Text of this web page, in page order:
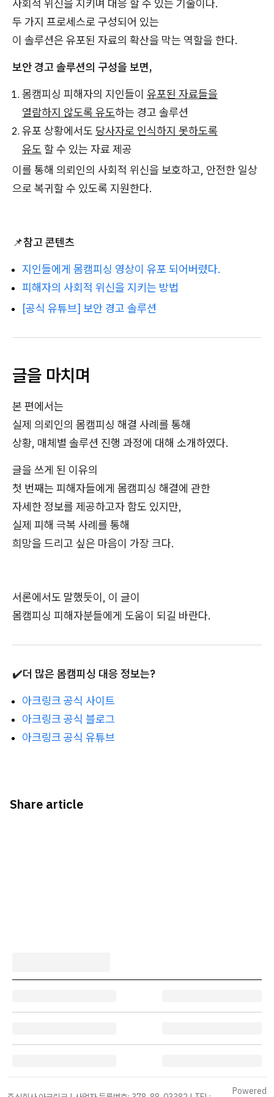
사회적 위신을 지키며 대응 할 수 있는 기술이다.
두 가지 프로세스로 구성되어 있는
이 솔루션은 유포된 자료의 확산을 막는 역할을 한다.
보안 경고 솔루션의 구성을 보면,
몸캠피싱 피해자의 지인들이 유포된 자료들을
열람하지 않도록 유도하는 경고 솔루션
유포 상황에서도 당사자로 인식하지 못하도록
유도 할 수 있는 자료 제공
이를 통해 의뢰인의 사회적 위신을 보호하고, 안전한 일상
으로 복귀할 수 있도록 지원한다.
📌참고 콘텐츠
지인들에게 몸캠피싱 영상이 유포 되어버렸다.
피해자의 사회적 위신을 지키는 방법
[공식 유튜브] 보안 경고 솔루션
글을 마치며
본 편에서는
실제 의뢰인의 몸캠피싱 해결 사례를 통해
상황, 매체별 솔루션 진행 과정에 대해 소개하였다.
글을 쓰게 된 이유의
첫 번째는 피해자들에게 몸캠피싱 해결에 관한
자세한 정보를 제공하고자 함도 있지만,
실제 피해 극복 사례를 통해
희망을 드리고 싶은 마음이 가장 크다.
서론에서도 말했듯이, 이 글이
몸캠피싱 피해자분들에게 도움이 되길 바란다.
✔️더 많은 몸캠피싱 대응 정보는?
아크링크 공식 사이트
아크링크 공식 블로그
아크링크 공식 유튜브
Share article
Powered